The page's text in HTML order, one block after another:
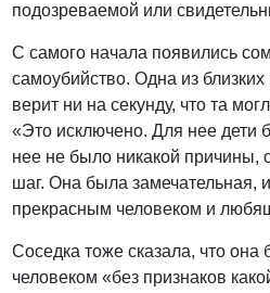
подозреваемой или
С самого начала появились
самоубийство. Одна из близких
верит ни на секунду, что та
«Это исключено. Для нее дети
нее не было никакой
шаг. Она была замечательная,
прекрасным человеком и
Соседка тоже сказала, что
человеком «без признаков